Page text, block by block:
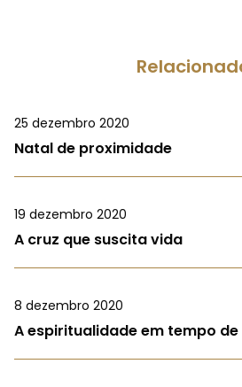
25 dezembro 2020
Natal de proximidade
19 dezembro 2020
A cruz que suscita vida
8 dezembro 2020
A espiritualidade em tempo